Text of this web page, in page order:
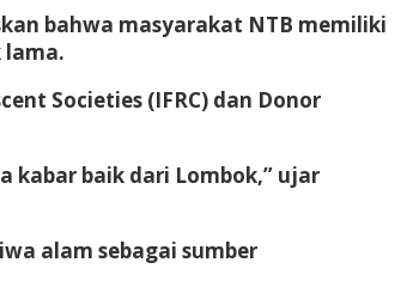
bahwa masyarakat NTB memiliki
lama.
Societies (IFRC) dan Donor
kabar baik dari Lombok,” ujar
alam sebagai sumber